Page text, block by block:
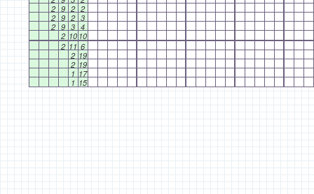
2 9 2 2
2 9 2 3
2 9 3 4
2 10 10
2 11 6
2 19
2 19
1 17
1 15